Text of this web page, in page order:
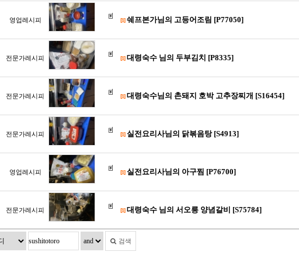
영업레시피 [1] 쉐프본가님의 고등어조림 [P77050]
전문가레시피 [1] 대령숙수 님의 두부김치 [P8335]
전문가레시피 [1] 대령숙수님의 촌돼지 호박 고추장찌개 [S16454]
전문가레시피 [1] 실전요리사님의 닭볶음탕 [S4913]
영업레시피 [1] 실전요리사님의 아구찜 [P76700]
전문가레시피 [1] 대령숙수 님의 서오릉 양념갈비 [S75784]
검색